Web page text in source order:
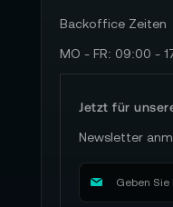
Backoffice Zeiten
MO - FR: 09:00 -
Jetzt für
Newsletter
M